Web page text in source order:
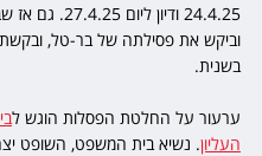
24.4.25 ודיון ליום
וביקש את פסילתה של בר-טל,
בשנית.
ערעור על החלטת הפסלות הוגש ל
העליון. נשיא בית המשפט, השופט